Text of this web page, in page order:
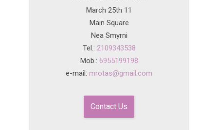
March 25th 11
Main Square
Nea Smyrni
Tel.: 2109343538
Mob.: 6955199198
e-mail: mrotas@gmail.com
Contact Us